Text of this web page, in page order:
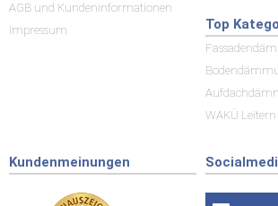
AGB und Kundeninformationen
Impressum
Top
WAKÜ Leitern
Kundenmeinungen